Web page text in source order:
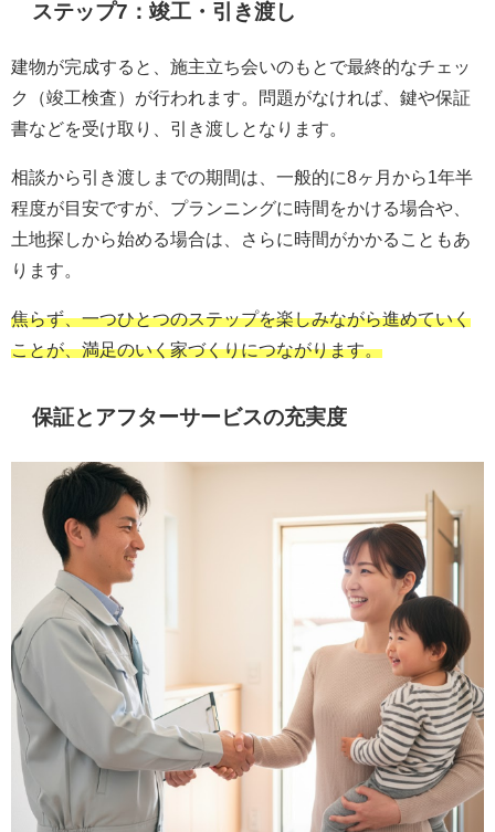
ステップ7：竣工・引き渡し
建物が完成すると、施主立ち会いのもとで最終的なチェッ
ク（竣工検査）が行われます。問題がなければ、鍵や保証
書などを受け取り、引き渡しとなります。
相談から引き渡しまでの期間は、一般的に8ヶ月から1年半
程度が目安ですが、プランニングに時間をかける場合や、
土地探しから始める場合は、さらに時間がかかることもあ
ります。
焦らず、一つひとつのステップを楽しみながら進めていく
ことが、満足のいく家づくりにつながります。
保証とアフターサービスの充実度